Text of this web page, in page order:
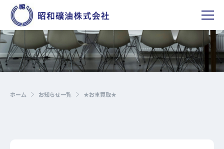
ホーム お知らせ一覧 ★お車買取★